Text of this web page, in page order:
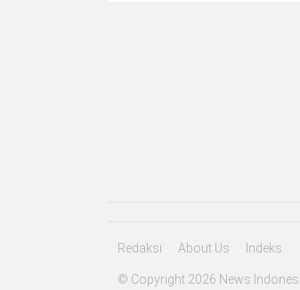
Redaksi About Us Indeks
© Copyright 2026 News